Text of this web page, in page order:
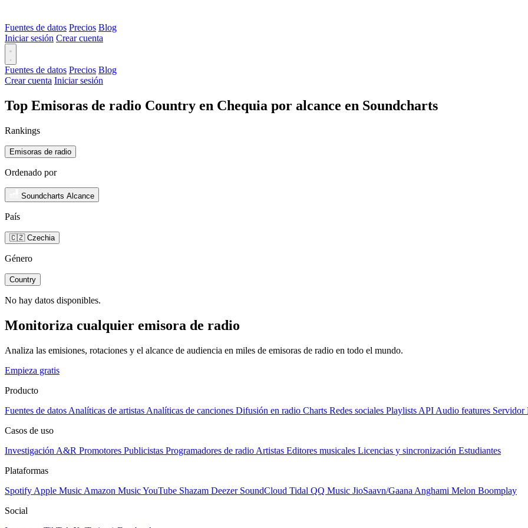
Fuentes de datos Precios Blog
Iniciar sesión Crear cuenta
Fuentes de datos Precios Blog
Crear cuenta Iniciar sesión
Top Emisoras de radio Country en Chequia por alcance en Soundcharts
Rankings
Emisoras de radio
Ordenado por
Soundcharts Alcance
País
🇨🇿 Czechia
Género
Country
No hay datos disponibles.
Monitoriza cualquier emisora de radio
Analiza las emisiones, rotaciones y el alcance de audiencia en miles de emisoras de radio en todo el mundo.
Empieza gratis
Producto
Fuentes de datos Analíticas de artistas Analíticas de canciones Difusión en radio Charts Redes sociales Playlists API Audio features Servidor
Casos de uso
Investigación A&R Promotores Publicistas Programadores de radio Artistas Editores musicales Licencias y sincronización Estudiantes
Plataformas
Spotify Apple Music Amazon MusicYouTube Shazam Deezer SoundCloud Tidal QQ Music JioSaavn/Gaana Anghami Melon Boomplay
Social